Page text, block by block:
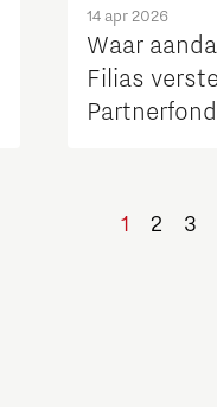
14 apr 2026
Waar
Filias
1 2 3